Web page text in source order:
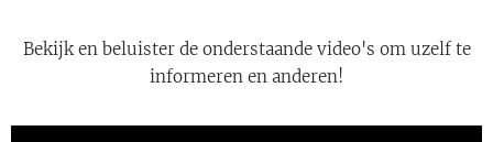
Bekijk en beluister de onderstaande video's om uzelf te
informeren en anderen!